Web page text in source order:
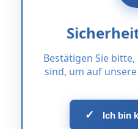
Bestätigen Sie
sind, um auf
✓ Ich bin